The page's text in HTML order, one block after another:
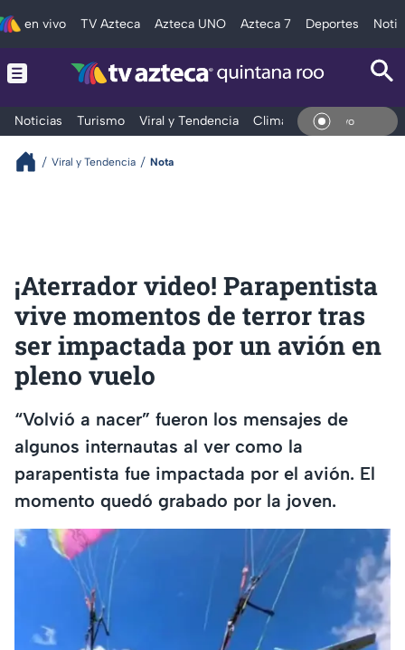
en vivo TV Azteca Azteca UNO Azteca 7 Deportes
Noticias Turismo Viral y Tendencia Clima Tráfico En
Viral y Tendencia Nota
¡Aterrador video! Parapentista
vive momentos de terror tras
ser impactada por un avión en
pleno vuelo
“Volvió a nacer” fueron los mensajes de
algunos internautas al ver como la
parapentista fue impactada por el avión. El
momento quedó grabado por la joven.